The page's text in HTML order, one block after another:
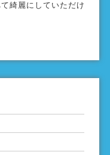
綺麗にしていただけ